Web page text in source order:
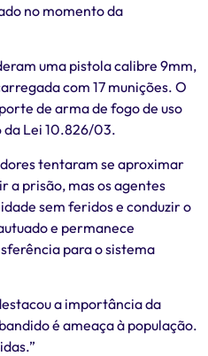
no momento da
uma pistola calibre 9mm,
com 17 munições. O
de arma de fogo de uso
Lei 10.826/03.
tentaram se aproximar
a prisão, mas os agentes
sem feridos e conduzir o
e permanece
para o sistema
a importância da
é ameaça à população.